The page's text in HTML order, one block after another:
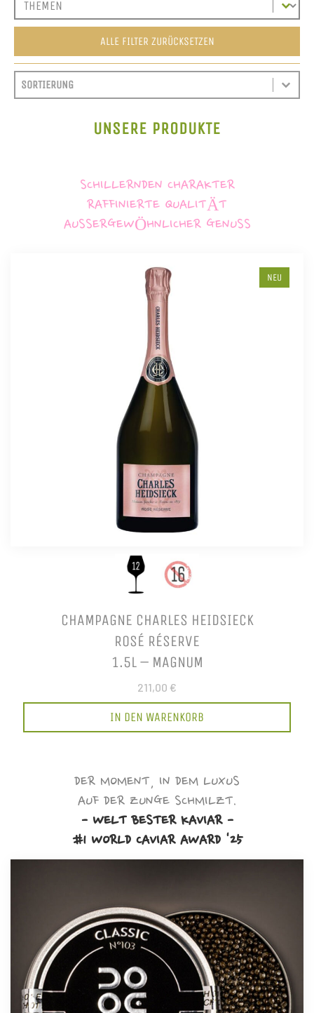
ALLE FILTER ZURÜCKSETZEN
SORTIEREN
SORT CONTENT
SORT CONTENT
UNSERE PRODUKTE
SCHILLERNDEN CHARAKTER
RAFFINIERTE QUALITÄT
AUSSERGEWÖHNLICHER GENUSS
NEU
CHAMPAGNE CHARLES HEIDSIECK
ROSÉ RÉSERVE
1.5L – MAGNUM
211,00 €
IN DEN WARENKORB
DER MOMENT, IN DEM LUXUS
AUF DER ZUNGE SCHMILZT.
- WELT BESTER KAVIAR -
#1 WORLD CAVIAR AWARD '25